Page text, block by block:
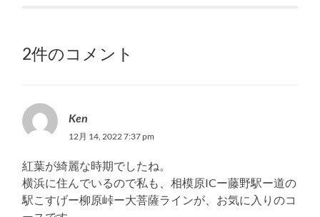
2件のコメント
Ken
12月 14, 2022 7:37 pm
紅葉が綺麗な時期でしたね。
横浜に住んでいるので私も、相模原ICー藤野駅ー道の
駅こすげー柳原峠ー大菩薩ラインが、お気に入りのコ